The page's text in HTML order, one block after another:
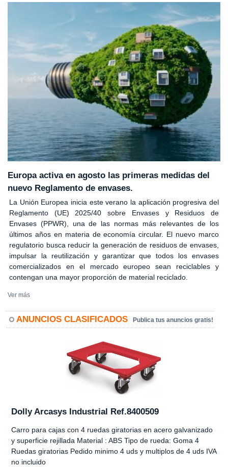
Europa activa en agosto las primeras medidas del
nuevo Reglamento de envases.
La Unión Europea inicia este verano la aplicación progresiva del
Reglamento (UE) 2025/40 sobre Envases y Residuos de
Envases (PPWR), una de las normas más relevantes de los
últimos años en materia de economía circular. El nuevo marco
regulatorio busca reducir la generación de residuos de envases,
impulsar la reutilización y garantizar que todos los envases
comercializados en el mercado europeo sean reciclables y
contengan una mayor proporción de material reciclado.
Ver más
ANUNCIOS CLASIFICADOS Publica tus anuncios gratis!
Dolly Arcasys Industrial Ref.8400509
Carro para cajas con 4 ruedas giratorias en acero galvanizado
y superficie rejillada Material : ABS Tipo de rueda: Goma 4
Ruedas giratorias Pedido minimo 4 uds y multiplos de 4 uds IVA
no incluido